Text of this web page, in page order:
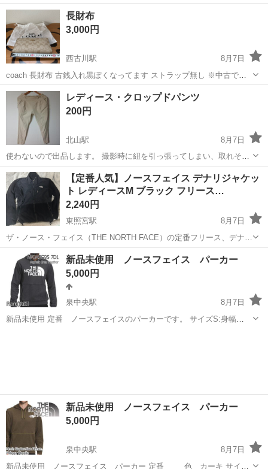
う使わないので譲ります 夏祭りで少しアレンジするのにぴったりです
宮城 仙台市 南仙台駅
長財布
3,000円
西古川駅
8月7日
coach 長財布 古銭入れ黒ぽくなってます ストラップ無し ※中古です
ので新品未使用みたいな物・美品をお探しの場合はご遠慮ください。
※文章をきちんと読みご納得頂いてからお問い合わせください。取引
後はノークレーム・返品...
宮城 大崎市 西古川駅 小物
レディース・クロップドパンツ
200円
北山駅
8月7日
使わないので出品します。 撮影時に紐を引っ張ってしまい、取れそう
になってしまいました。（写真4枚目をご確認下さい） 自宅保管品で
すので神経質な方はご遠慮ください。 お問い合わせが重なった場合、
複数のお取引をしていただけ...
宮城 仙台市 北山駅 パンツ
【定番人気】ノースフェイス デナリジャケッ
ト レディースM ブラック フリース…
2,240円
東照宮駅
8月7日
ザ・ノース・フェイス（THE NORTH FACE）の定番フリース、デナリ
ジャケットです。 断捨離のため出品いたします。 【商品詳細】 ・サ
イズ：レディース M (WOMENS M) ・カラー：ブラック（黒） ・素
材：ポリ...
宮城 仙台市 東照宮駅 服/ファッション
新品未使用 ノースフェイス パーカー
5,000円
泉中央駅
8月7日
新品未使用 定番 ノースフェイスのパーカーです。 サイズS:身幅
新品未使用 ノースフェイス パーカー
5,000円
泉中央駅
8月7日
新品未使用 ノースフェイス パーカー 定番 色 カーキ サイズ